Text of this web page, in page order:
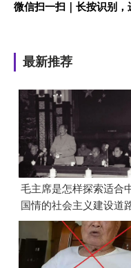
微信扫一扫｜长按识别
最新推荐
毛主席是怎样探索适合
国情的社会主义建设道
的？